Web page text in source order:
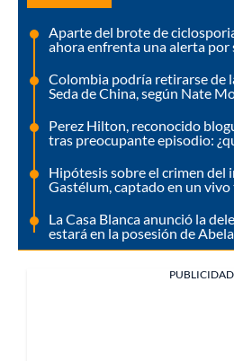
Aparte del brote de
ahora enfrenta una alerta por
Colombia podría retirarse de
Seda de China, según Nate
Perez Hilton, reconocido
tras preocupante episodio:
Hipótesis sobre el crimen del
Gastélum, captado en un
La Casa Blanca anunció la
estará en la posesión de
PUBLICIDAD